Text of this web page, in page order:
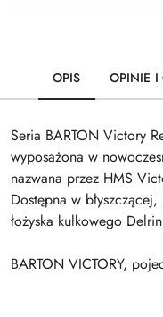
OPIS OPINIE I
Seria BARTON Victory
wyposażona w
nazwana przez HMS
Dostępna w
łożyska kulkowego
BARTON VICTORY,